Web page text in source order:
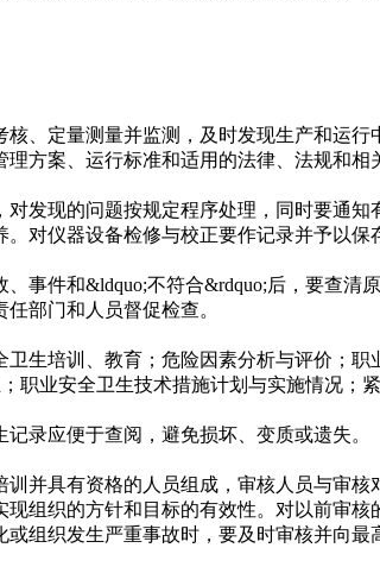
、定量测量并监测，及时发现生产和运行
方案、运行标准和适用的法律、法规和
发现的问题按规定程序处理，同时要通
对仪器设备检修与校正要作记录并予以保
事件和&ldquo;不符合&rdquo;后，要查
部门和人员督促检查。
生培训、教育；危险因素分析与评价；
职业安全卫生技术措施计划与实施情况
录应便于查阅，避免损坏、变质或遗失。
并具有资格的人员组成，审核人员与审核
组织的方针和目标的有效性。对以前审
组织发生严重事故时，要及时审核并向